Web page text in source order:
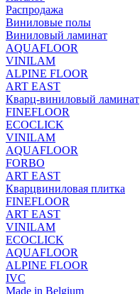
Распродажа
Виниловые полы
Виниловый ламинат
AQUAFLOOR
VINILAM
ALPINE FLOOR
ART EAST
Кварц-виниловый ламинат
FINEFLOOR
ECOCLICK
VINILAM
AQUAFLOOR
FORBO
ART EAST
Кварцвиниловая плитка
FINEFLOOR
ART EAST
VINILAM
ECOCLICK
AQUAFLOOR
ALPINE FLOOR
IVC
Made in Belgium